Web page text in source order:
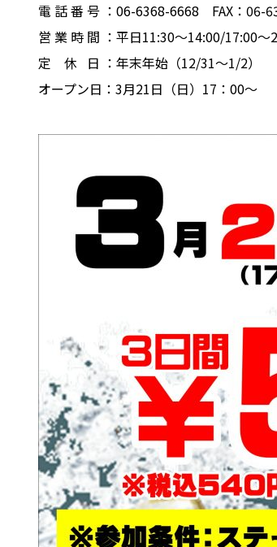
電 話 番 号 ：06-6368-6668 FAX：06-
営 業 時 間 ：平日11:30～14:00/17:00
定 休 日 ：年末年始（12/31～1/2）
オープン日：3月21日（日）17：00～